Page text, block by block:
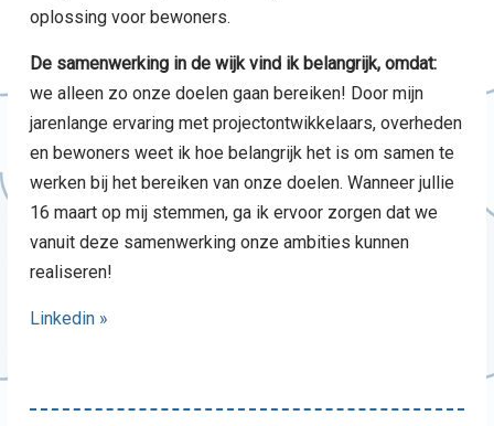
oplossing voor bewoners.
De samenwerking in de wijk vind ik belangrijk, omdat:
we alleen zo onze doelen gaan bereiken! Door mijn
jarenlange ervaring met projectontwikkelaars, overheden
en bewoners weet ik hoe belangrijk het is om samen te
werken bij het bereiken van onze doelen. Wanneer jullie
16 maart op mij stemmen, ga ik ervoor zorgen dat we
vanuit deze samenwerking onze ambities kunnen
realiseren!
Linkedin »